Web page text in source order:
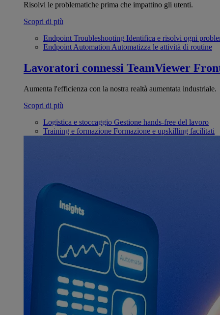
Risolvi le problematiche prima che impattino gli utenti.
Scopri di più
Endpoint Troubleshooting Identifica e risolvi ogni
Endpoint AutomationAutomatizza le attività di routine
Lavoratori connessi TeamViewer
Aumenta l'efficienza con la nostra realtà aumentata industriale.
Scopri di più
Logistica e stoccaggio Gestione hands-free del lavoro
Training e formazione Formazione e upskilling facilitati